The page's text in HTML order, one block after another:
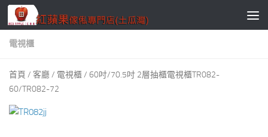
Skip to content
電視櫃
首頁 / 客廳 / 電視櫃 / 60吋/70.5吋 2層抽櫃電視櫃TR082-
60/TR082-72